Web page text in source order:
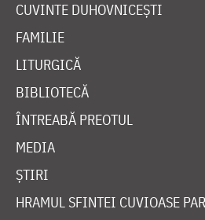
CUVINTE DUHOVNICEȘTI
FAMILIE
LITURGICĂ
BIBLIOTECĂ
ÎNTREABĂ PREOTUL
MEDIA
ȘTIRI
HRAMUL SFINTEI CUVIOASE